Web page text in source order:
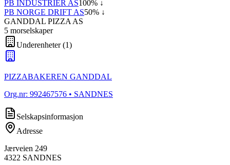
PB INDUSTRIER AS100% ↓
PB NORGE DRIFT AS50% ↓
GANDDAL PIZZA AS
5 morselskaper
Underenheter(1)
PIZZABAKEREN GANDDAL
Org.nr: 992467576 • SANDNES
Selskapsinformasjon
Adresse
Jærveien 249
4322 SANDNES